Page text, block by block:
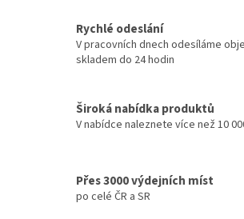
Rychlé odeslání
V pracovních dnech odesíláme
skladem do 24 hodin
Široká nabídka produktů
V nabídce naleznete více než 10
Přes 3000 výdejních míst
po celé ČR a SR